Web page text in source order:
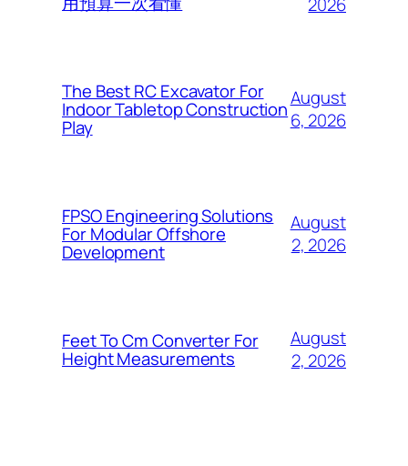
2026
The Best RC Excavator For
Indoor Tabletop Construction
Play
August
6, 2026
FPSO Engineering Solutions
For Modular Offshore
Development
August
2, 2026
Feet To Cm Converter For
Height Measurements
August
2, 2026